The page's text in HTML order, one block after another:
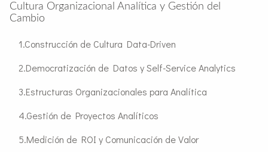
Cultura Organizacional Analítica y Gestión del
Cambio
Construcción de Cultura Data-Driven
Democratización de Datos y Self-Service Analytics
Estructuras Organizacionales para Analítica
Gestión de Proyectos Analíticos
Medición de ROI y Comunicación de Valor